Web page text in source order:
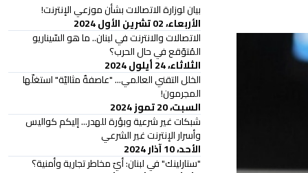
بيان لوزارة الاتصالات بشأن موزعي الإنترنت!
الأربعاء، 02 تشرين الأول 2024
الاتصالات والانترنت في لبنان.. ما هو السّيناريو
المُتوّقع في حال الحرب؟
الثلاثاء، 24 أيلول 2024
الخلل التقني العالمي... "عاصفةٌ مثاليّة" استغلّها
المجرمون!
السبت، 20 تموز 2024
شبكات غير شرعية وبؤرة للهدر... إليكم كواليس
وأسرار الإنترنت غير الشرعي
الأحد، 10 آذار 2024
"ستارلينك" في لبنان: أيّ مخاطر تجارية وأمنية؟